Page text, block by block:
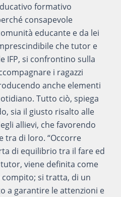
formativo
consapevole
educante e da lei
che tutor e
IFP, si confrontino sulla
i ragazzi
anche elementi
Tutto ciò, spiega
sia il giusto risalto alle
allievi, che favorendo
tra di loro. “Occorre
di equilibrio tra il fare ed
viene definita come
si tratta, di un
a garantire le attenzioni e